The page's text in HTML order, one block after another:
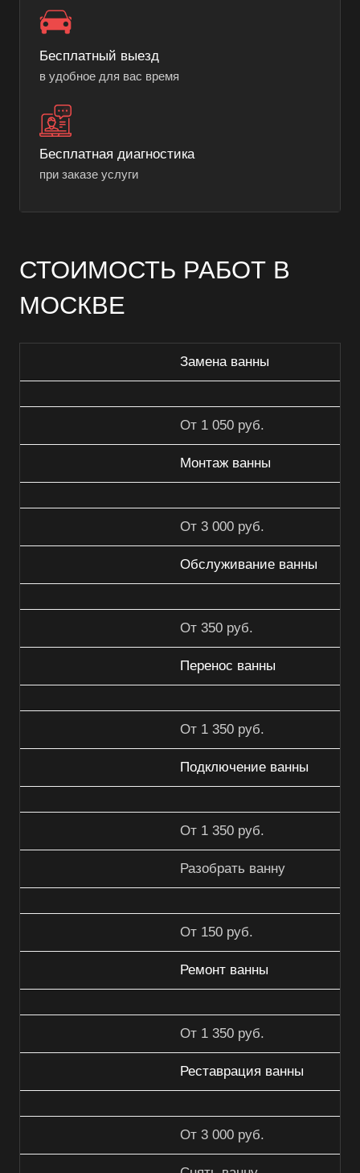
Бесплатный выезд
в удобное для вас время
Бесплатная диагностика
при заказе услуги
СТОИМОСТЬ РАБОТ В
МОСКВЕ
Замена ванны
От 1 050 руб.
Монтаж ванны
От 3 000 руб.
Обслуживание ванны
От 350 руб.
Перенос ванны
От 1 350 руб.
Подключение ванны
От 1 350 руб.
Разобрать ванну
От 150 руб.
Ремонт ванны
От 1 350 руб.
Реставрация ванны
От 3 000 руб.